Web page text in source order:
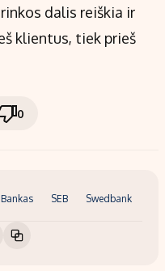
dalis reiškia ir
klientus, tiek prieš
0
SEB Swedbank